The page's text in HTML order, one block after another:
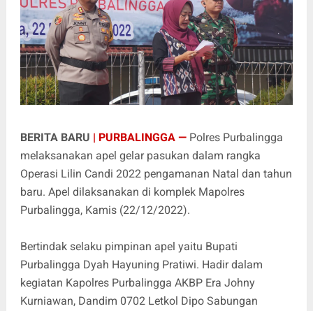
BERITA BARU | PURBALINGGA — Polres Purbalingga
melaksanakan apel gelar pasukan dalam rangka
Operasi Lilin Candi 2022 pengamanan Natal dan tahun
baru. Apel dilaksanakan di komplek Mapolres
Purbalingga, Kamis (22/12/2022).
Bertindak selaku pimpinan apel yaitu Bupati
Purbalingga Dyah Hayuning Pratiwi. Hadir dalam
kegiatan Kapolres Purbalingga AKBP Era Johny
Kurniawan, Dandim 0702 Letkol Dipo Sabungan